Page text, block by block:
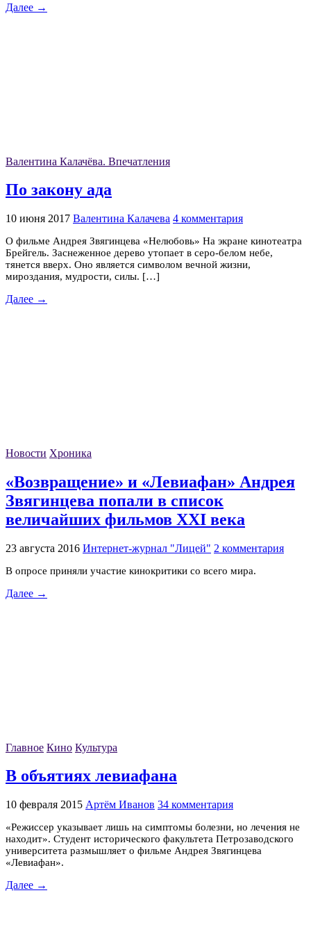
Далее →
Валентина Калачёва. Впечатления
По закону ада
10 июня 2017 Валентина Калачева 4 комментария
О фильме Андрея Звягинцева «Нелюбовь» На экране кинотеатра
Брейгель. Заснеженное дерево утопает в серо-белом небе,
тянется вверх. Оно является символом вечной жизни,
мироздания, мудрости, силы. […]
Далее →
Новости Хроника
«Возвращение» и «Левиафан» Андрея
Звягинцева попали в список
величайших фильмов XXI века
23 августа 2016 Интернет-журнал "Лицей" 2 комментария
В опросе приняли участие кинокритики со всего мира.
Далее →
Главное Кино Культура
В объятиях левиафана
10 февраля 2015 Артём Иванов 34 комментария
«Режиссер указывает лишь на симптомы болезни, но лечения не
находит». Студент исторического факультета Петрозаводского
университета размышляет о фильме Андрея Звягинцева
«Левиафан».
Далее →